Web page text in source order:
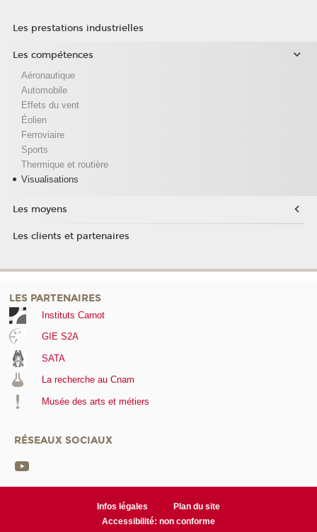
Les prestations industrielles
Les compétences
Aéronautique
Automobile
Effets du vent
Éolien
Ferroviaire
Sports
Thermique et routière
Visualisations
Les moyens
Les clients et partenaires
LES PARTENAIRES
Instituts Carnot
GIE S2A
SATA
La recherche au Cnam
Musée des arts et métiers
RÉSEAUX SOCIAUX
Infos légales
Plan du site
Accessibilité: non conforme